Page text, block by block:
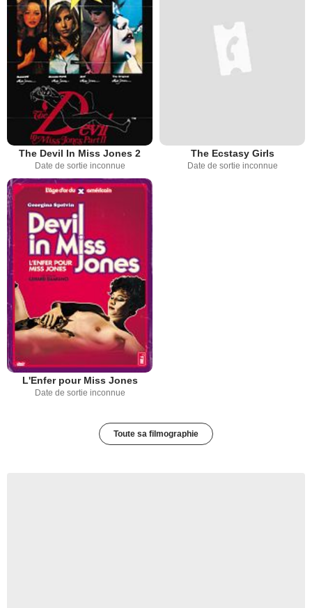
The Devil In Miss Jones 2
Date de sortie inconnue
The Ecstasy Girls
Date de sortie inconnue
L'Enfer pour Miss Jones
Date de sortie inconnue
Toute sa filmographie